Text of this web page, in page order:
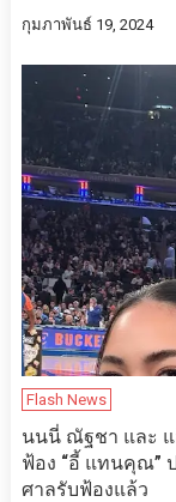
กุมภาพันธ์ 19, 2024
Flash News
นนนี่ ณัฐชา และ แ
ฟ้อง “อี้ แทนคุณ”
ศาลรับฟ้องแล้ว